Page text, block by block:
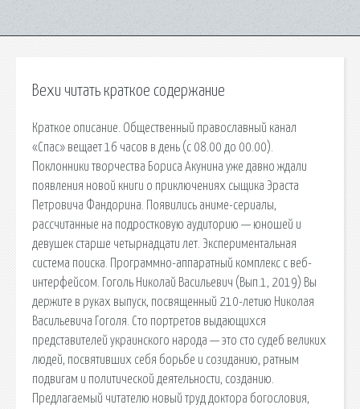
Вехи читать краткое содержание
Краткое описание. Общественный православный канал
«Спас» вещает 16 часов в день (с 08.00 до 00.00).
Поклонники творчества Бориса Акунина уже давно ждали
появления новой книги о приключениях сыщика Эраста
Петровича Фандорина. Появились аниме-сериалы,
рассчитанные на подростковую аудиторию — юношей и
девушек старше четырнадцати лет. Экспериментальная
система поиска. Программно-аппаратный комплекс с веб-
интерфейсом. Гоголь Николай Васильевич (Вып.1, 2019) Вы
держите в руках выпуск, посвященный 210-летию Николая
Васильевича Гоголя. Сто портретов выдающихся
представителей украинского народа — это сто судеб великих
людей, посвятивших себя борьбе и созиданию, ратным
подвигам и политической деятельности, созданию.
Предлагаемый читателю новый труд доктора богословия,